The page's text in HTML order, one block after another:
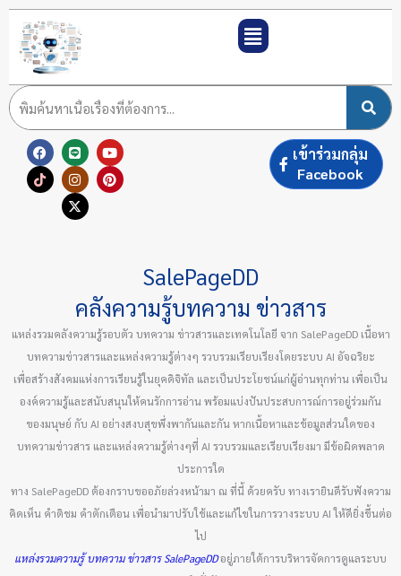
Skip
to
content
F
a
c
e
L
i
n
e
Y
o
u
t
T
i
k
t
I
n
s
t
a
g
P
i
n
t
X
-
t
w
i
t
เข้าร่วมกลุ่ม
Facebook
SalePageDD
คลังความรู้บทความ ข่าวสาร
แหล่งรวมคลังความรู้รอบตัว บทความ ข่าวสารและเทคโนโลยี จาก SalePageDD เนื้อหา
บทความข่าวสารและแหล่งความรู้ต่างๆ รวบรวมเรียบเรียงโดยระบบ AI อัจฉริยะ
เพื่อสร้างสังคมแห่งการเรียนรู้ในยุคดิจิทัล และเป็นประโยชน์แก่ผู้อ่านทุกท่าน เพื่อเป็น
องค์ความรู้และสนับสนุนให้คนรักการอ่าน พร้อมแบ่งปันประสบการณ์การอยู่ร่วมกัน
ของมนุษย์ กับ AI อย่างสงบสุขพึ่งพากันและกัน หากเนื้อหาและข้อมูลส่วนใดของ
บทความข่าวสาร และแหล่งความรู้ต่างๆที่ AI รวบรวมและเรียบเรียงมา มีข้อผิดพลาด
ประการใด
ทาง SalePageDD ต้องกราบขออภัยล่วงหน้ามา ณ ที่นี้ ด้วยครับ ทางเรายินดีรับฟังความ
คิดเห็น คำติชม คำตักเตือน เพื่อนำมาปรับใช้และแก้ไขในการวางระบบ AI ให้ดียิ่งขึ้นต่อ
ไป
แหล่งรวมความรู้ บทความ ข่าวสาร SalePageDDอยู่ภายใต้การบริหารจัดการดูแลระบบ